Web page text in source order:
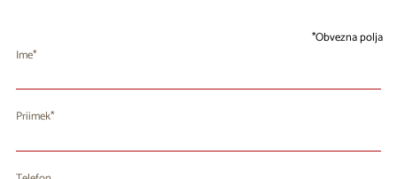
Obvezna polja
Ime
Priimek